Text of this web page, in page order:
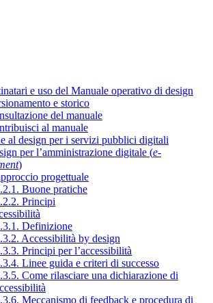
e uso del Manuale operativo di design
e storico
del manuale
al manuale
al design per i servizi pubblici digitali
per l’amministrazione digitale (e-
)
progettuale
Buone pratiche
Principi
Definizione
Accessibilità by design
Principi per l’accessibilità
Linee guida e criteri di successo
Come rilasciare una dichiarazione di
Meccanismo di feedback e procedura di